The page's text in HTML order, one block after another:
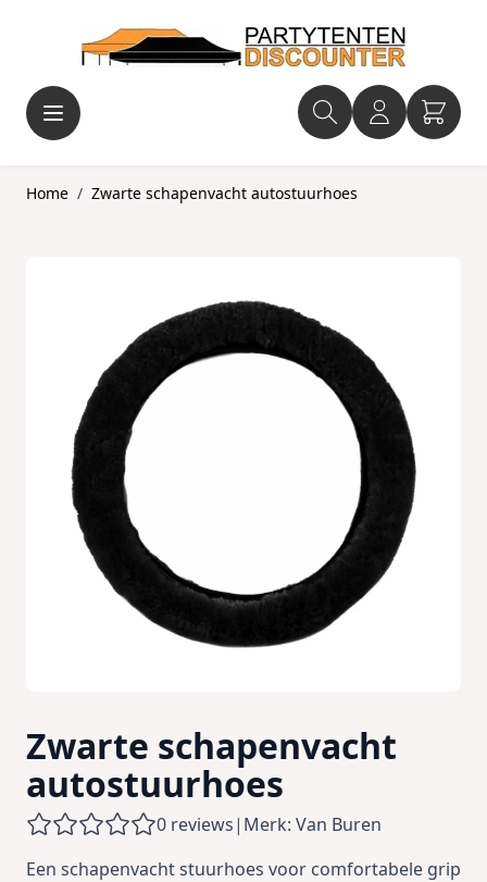
Home / Zwarte schapenvacht autostuurhoes
Zwarte schapenvacht
autostuurhoes
0 reviews| Merk: Van Buren
Een schapenvacht stuurhoes voor comfortabele grip